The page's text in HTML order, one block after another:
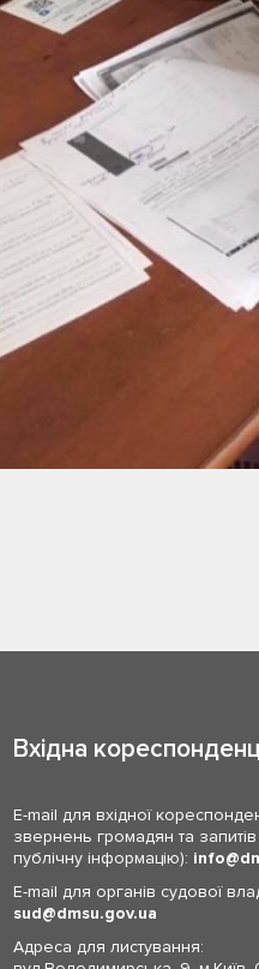
Вхідна
E-mail для вхідної
звернень громадян та
публічну інформацію): info
E-mail для органів судової
sud
dmsu.gov.ua
Адреса для листування: